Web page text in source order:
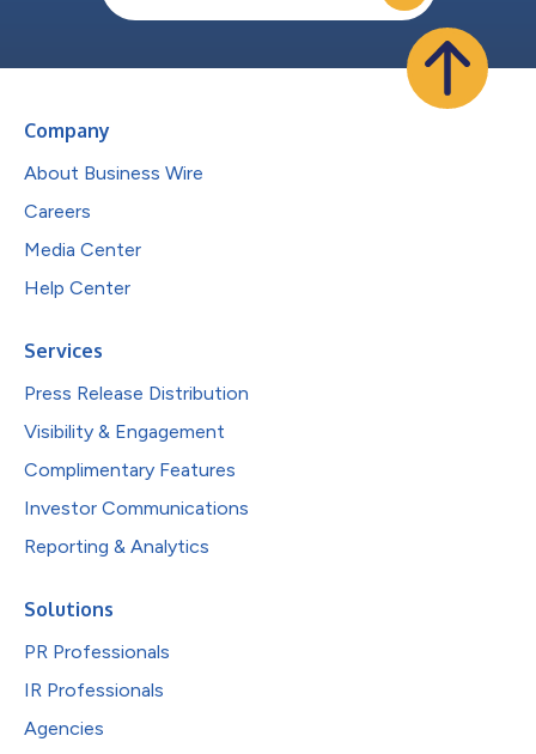
Company
About Business Wire
Careers
Media Center
Help Center
Services
Press Release Distribution
Visibility & Engagement
Complimentary Features
Investor Communications
Reporting & Analytics
Solutions
PR Professionals
IR Professionals
Agencies